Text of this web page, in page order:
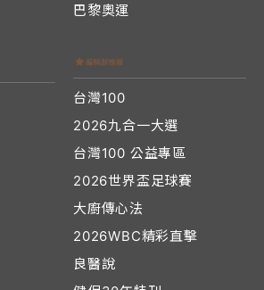
巴黎奧運
台灣100
2026九合一大選
台灣100 公益專區
2026世界盃足球賽
大廚傳心法
2026WBC精彩直擊
良醫說